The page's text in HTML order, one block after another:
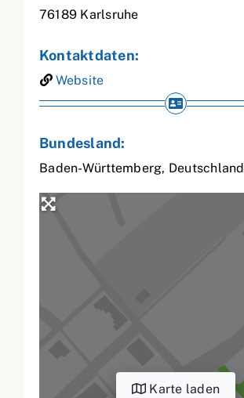
76189 Karlsruhe
Kontaktdaten:
Website
Bundesland:
Baden-Württemberg, Deutschland
Karte laden